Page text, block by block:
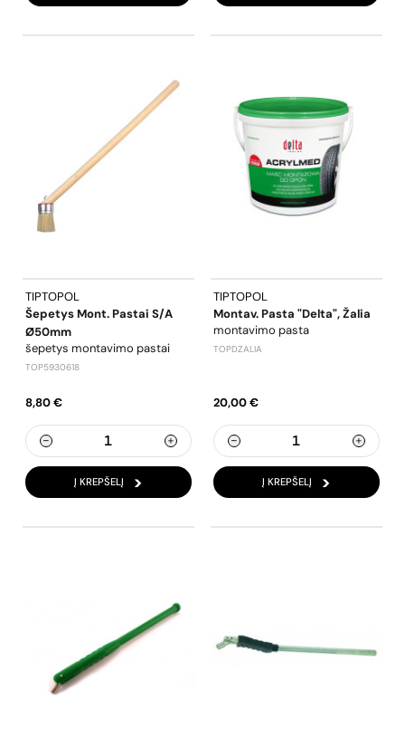
TIPTOPOL
Šepetys Mont. Pastai S/A
Ø50mm
šepetys montavimo pastai
TOP5930618
8,80 €
Į KREPŠELĮ
TIPTOPOL
Montav. Pasta "Delta", Žalia
montavimo pasta
TOPDZALIA
20,00 €
Į KREPŠELĮ